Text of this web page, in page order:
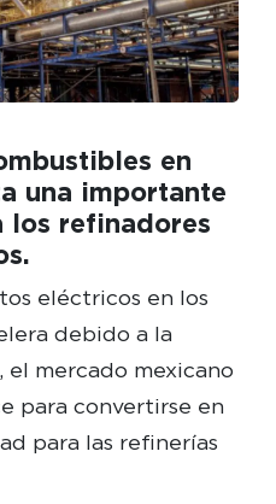
en
una importante
los refinadores
eléctricos en los
debido a la
mercado mexicano
para convertirse en
para las refinerías